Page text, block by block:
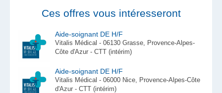
Ces offres vous intéresseront
Aide-soignant DE H/F
Vitalis Médical - 06130 Grasse, Provence-Alpes-
Côte d'Azur - CTT (intérim)
Aide-soignant DE H/F
Vitalis Médical - 06000 Nice, Provence-Alpes-Côte
d'Azur - CTT (intérim)